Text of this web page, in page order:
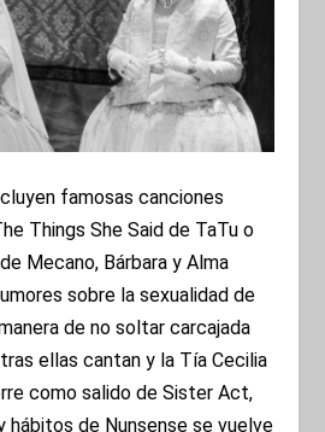
famosas canciones
Things She Said de TaTu o
Mecano, Bárbara y Alma
sobre la sexualidad de
de no soltar carcajada
ellas cantan y la Tía Cecilia
como salido de Sister Act,
hábitos de Nunsense se vuelve